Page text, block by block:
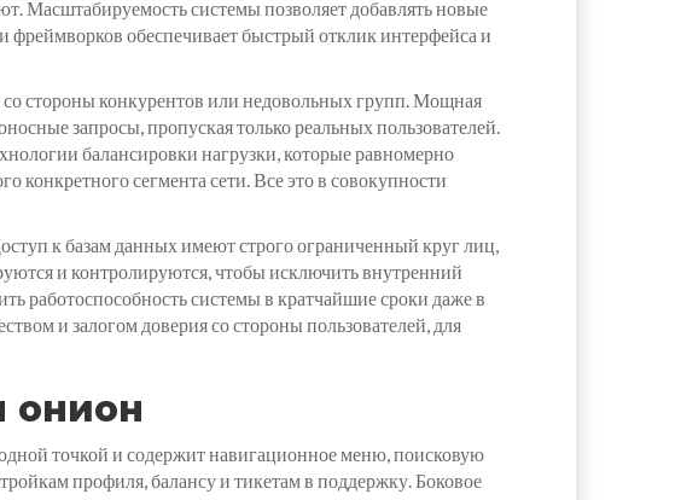
Масштабируемость системы позволяет добавлять новые
обеспечивает быстрый отклик интерфейса и
со стороны конкурентов или недовольных групп. Мощная
запросы, пропуская только реальных пользователей.
балансировки нагрузки, которые равномерно
сегмента сети. Все это в совокупности
к базам данных имеют строго ограниченный круг лиц,
и контролируются, чтобы исключить внутренний
работоспособность системы в кратчайшие сроки даже в
и залогом доверия со стороны пользователей, для
онион
точкой и содержит навигационное меню, поисковую
профиля, балансу и тикетам в поддержку. Боковое